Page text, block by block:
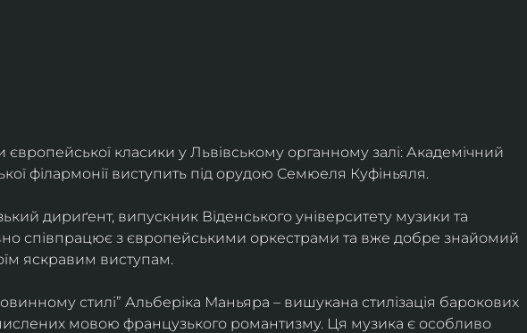
класики у Львівському органному залі: Академічний
філармонії виступить під орудою Семюеля Куфіньяля.
дириґент, випускник Віденського університету музики та
співпрацює з європейськими оркестрами та вже добре знайомий
яскравим виступам.
стилі” Альберіка Маньяра – вишукана стилізація барокових
мовою французького романтизму. Ця музика є особливо